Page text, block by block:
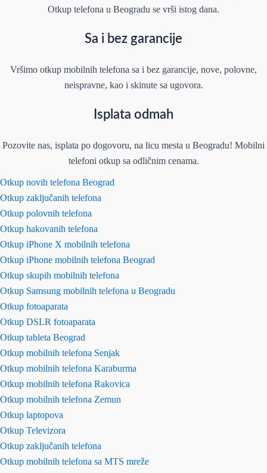
Otkup telefona u Beogradu se vrši istog dana.
Sa i bez garancije
Vršimo otkup mobilnih telefona sa i bez garancije, nove, polovne,
neispravne, kao i skinute sa ugovora.
Isplata odmah
Pozovite nas, isplata po dogovoru, na licu mesta u Beogradu! Mobilni
telefoni otkup sa odličnim cenama.
Otkup novih telefona Beograd
Otkup zaključanih telefona
Otkup polovnih telefona
Otkup hakovanih telefona
Otkup iPhone X mobilnih telefona
Otkup iPhone mobilnih telefona Beograd
Otkup skupih mobilnih telefona
Otkup Samsung mobilnih telefona u Beogradu
Otkup fotoaparata
Otkup DSLR fotoaparata
Otkup tableta Beograd
Otkup mobilnih telefona Senjak
Otkup mobilnih telefona Karaburma
Otkup mobilnih telefona Rakovica
Otkup mobilnih telefona Zemun
Otkup laptopova
Otkup Televizora
Otkup zaključanih telefona
Otkup mobilnih telefona sa MTS mreže